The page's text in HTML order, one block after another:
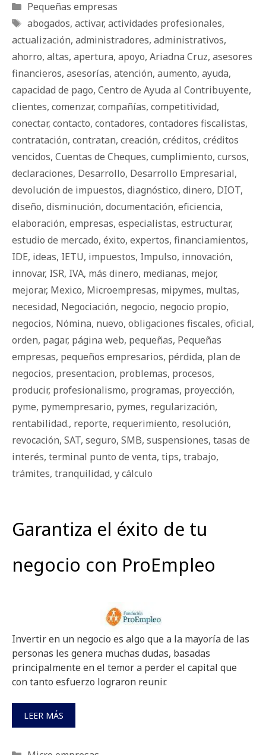
Categorías
Pequeñas empresas
Etiquetas
abogados, activar, actividades profesionales,
actualización, administradores, administrativos,
ahorro, altas, apertura, apoyo, Ariadna Cruz, asesores
financieros, asesorí­as, atención, aumento, ayuda,
capacidad de pago, Centro de Ayuda al Contribuyente,
clientes, comenzar, compañías, competitividad,
conectar, contacto, contadores, contadores fiscalistas,
contratación, contratan, creación, créditos, créditos
vencidos, Cuentas de Cheques, cumplimiento, cursos,
declaraciones, Desarrollo, Desarrollo Empresarial,
devolución de impuestos, diagnóstico, dinero, DIOT,
diseño, disminución, documentación, eficiencia,
elaboración, empresas, especialistas, estructurar,
estudio de mercado, éxito, expertos, financiamientos,
IDE, ideas, IETU, impuestos, Impulso, innovación,
innovar, ISR, IVA, más dinero, medianas, mejor,
mejorar, Mexico, Microempresas, mipymes, multas,
necesidad, Negociación, negocio, negocio propio,
negocios, Nómina, nuevo, obligaciones fiscales, oficial,
orden, pagar, página web, pequeñas, Pequeñas
empresas, pequeños empresarios, pérdida, plan de
negocios, presentacion, problemas, procesos,
producir, profesionalismo, programas, proyección,
pyme, pymempresario, pymes, regularización,
rentabilidad., reporte, requerimiento, resolución,
revocación, SAT, seguro, SMB, suspensiones, tasas de
interés, terminal punto de venta, tips, trabajo,
trámites, tranquilidad, y cálculo
Garantiza el éxito de tu
negocio con ProEmpleo
Invertir en un negocio es algo que a la mayoría de las
personas les genera muchas dudas, basadas
principalmente en el temor a perder el capital que
con tanto esfuerzo lograron reunir.
LEER MÁS